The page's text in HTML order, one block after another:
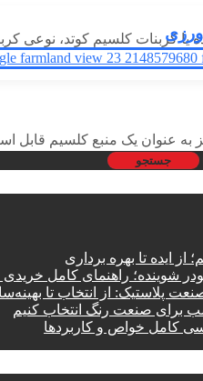
کربنات کلسیم کوتد، نوعی
به عنوان یک منبع کلسیم قابل
از ایده تا بهره‌ برداری
شوینده؛ راهنمای کامل
پلاستیک: از انتخاب تا
برای صنعت رنگ انتخاب کنیم
کامل خواص و کاربردها